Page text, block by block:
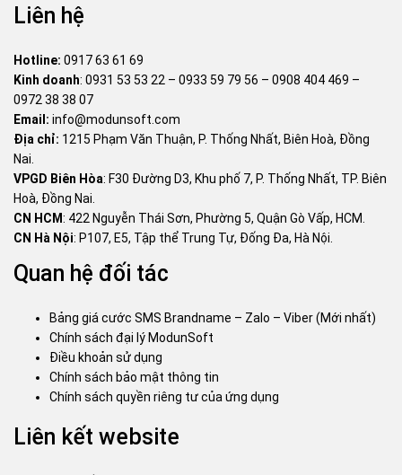
Liên hệ
Hotline: 0917 63 61 69
Kinh doanh: 0931 53 53 22 – 0933 59 79 56 – 0908 404 469 –
0972 38 38 07
Email: info@modunsoft.com
Địa chỉ: 1215 Phạm Văn Thuận, P. Thống Nhất, Biên Hoà, Đồng
Nai.
VPGD Biên Hòa: F30 Đường D3, Khu phố 7, P. Thống Nhất, TP. Biên
Hoà, Đồng Nai.
CN HCM: 422 Nguyễn Thái Sơn, Phường 5, Quận Gò Vấp, HCM.
CN Hà Nội: P107, E5, Tập thể Trung Tự, Đống Đa, Hà Nội.
Quan hệ đối tác
Bảng giá cước SMS Brandname – Zalo – Viber (Mới nhất)
Chính sách đại lý ModunSoft
Điều khoản sử dụng
Chính sách bảo mật thông tin
Chính sách quyền riêng tư của ứng dụng
Liên kết website